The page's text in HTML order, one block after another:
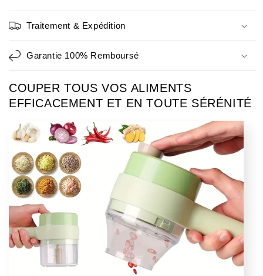
Traitement & Expédition
Garantie 100% Remboursé
COUPER TOUS VOS ALIMENTS
EFFICACEMENT ET EN TOUTE SÉRÉNITÉ